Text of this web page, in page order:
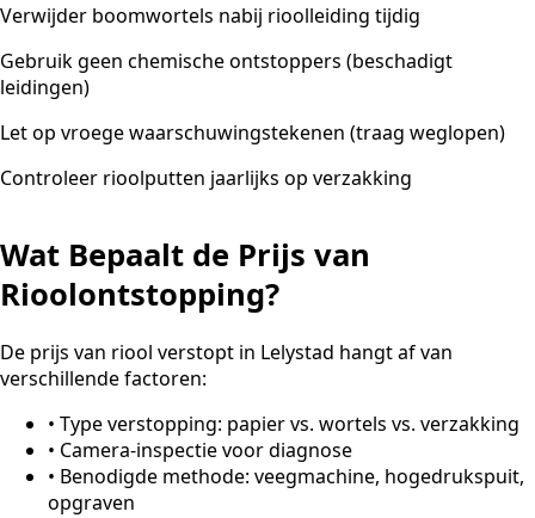
Verwijder boomwortels nabij rioolleiding tijdig
Gebruik geen chemische ontstoppers (beschadigt
leidingen)
Let op vroege waarschuwingstekenen (traag weglopen)
Controleer rioolputten jaarlijks op verzakking
Wat Bepaalt de Prijs van
Rioolontstopping?
De prijs van riool verstopt in Lelystad hangt af van
verschillende factoren:
• Type verstopping: papier vs. wortels vs. verzakking
• Camera-inspectie voor diagnose
• Benodigde methode: veegmachine, hogedrukspuit,
opgraven